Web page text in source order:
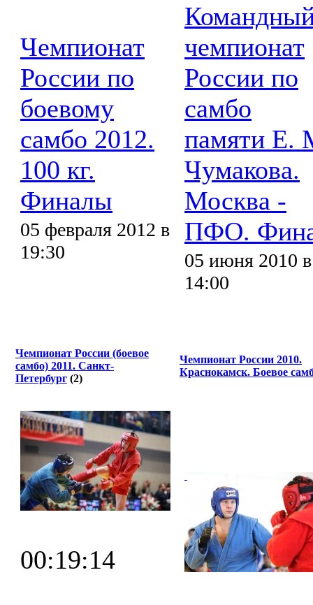
Чемпионат
России по
боевому
самбо 2012.
100 кг.
Финалы
05 февраля 2012 в
19:30
чемпионат
России по
самбо
памяти Е.
Чумакова.
Москва -
ПФО.
05 июня 2010 в
14:00
Чемпионат России (боевое
самбо) 2011. Санкт-
Петербург (2)
Чемпионат России 2010.
Краснокамск. Боевое
00:19:14